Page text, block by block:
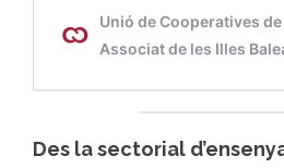
Des la sectorial